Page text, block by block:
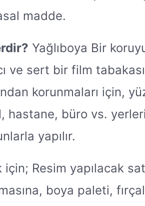
madde.
Yağlıboya Bir
ve sert bir film
korunmaları için,
hastane, büro vs.
yapılır.
Resim yapılacak
boya paleti,